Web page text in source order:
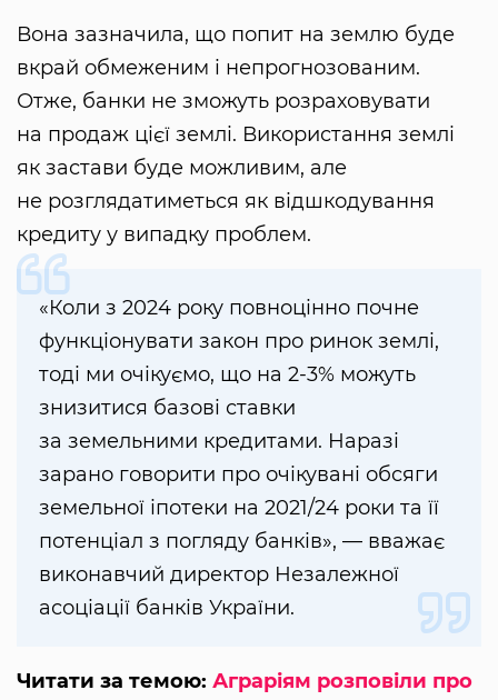
Вона зазначила, що попит на землю буде
вкрай обмеженим і непрогнозованим.
Отже, банки не зможуть розраховувати
на продаж цієї землі. Використання землі
як застави буде можливим, але
не розглядатиметься як відшкодування
кредиту у випадку проблем.
«Коли з 2024 року повноцінно почне
функціонувати закон про ринок землі,
тоді ми очікуємо, що на 2-3% можуть
знизитися базові ставки
за земельними кредитами. Наразі
зарано говорити про очікувані обсяги
земельної іпотеки на 2021/24 роки та її
потенціал з погляду банків», — вважає
виконавчий директор Незалежної
асоціації банків України.
Читати за темою: Аграріям розповіли про